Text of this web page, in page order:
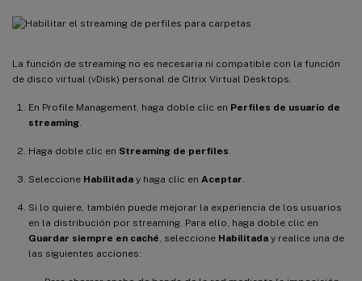
La función de streaming no es necesaria ni compatible con la función
de disco virtual (vDisk) personal de Citrix Virtual Desktops.
En Profile Management, haga doble clic en Perfiles de usuario de
streaming
Haga doble clic en Streaming de perfiles
Seleccione Habilitada y haga clic en Aceptar
Si lo quiere, también puede mejorar la experiencia de los usuarios
en la distribución por streaming. Para ello, haga doble clic en
Guardar siempre en caché , seleccione Habilitada y realice una de
las siguientes acciones: